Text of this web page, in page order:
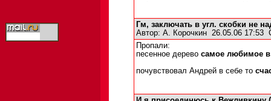
Гм, заключать в угл. скобки не
Автор: А. Корочкин 26.05.06 17:53
Пропали:
песенное дерево самое любимое в
почувствовал Андрей в себе то